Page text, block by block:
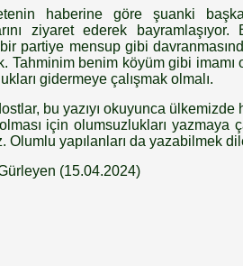
haberine göre şuanki
ziyaret ederek
partiye mensup gibi
Tahminim benim köyüm gibi
gidermeye çalışmak olmalı.
bu yazıyı okuyunca
için olumsuzlukları yazmaya
Olumlu yapılanları da yazabilmek
(15.04.2024)